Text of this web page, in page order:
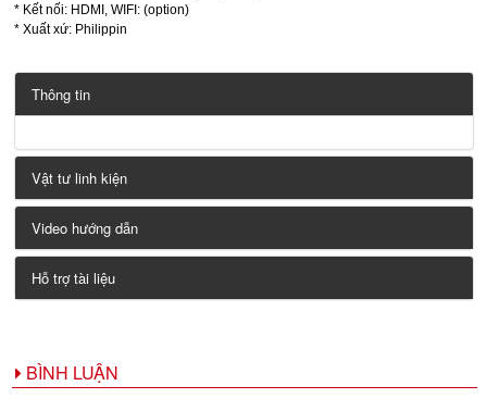
* Kết nối: HDMI, WIFI: (option)
* Xuất xứ: Philippin
Thông tin
Vật tư linh kiện
Video hướng dẫn
Hỗ trợ tài liệu
BÌNH LUẬN